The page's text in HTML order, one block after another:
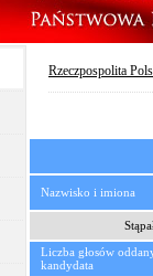
Rzeczpospolita
Nazwisko i imiona
Liczba głosów
kandydata